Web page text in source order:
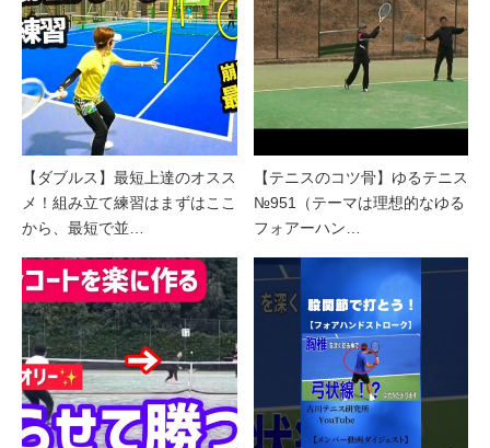
【ダブルス】最短上達のオスス
メ！組み立て練習はまずはここ
から、最短で並…
【テニスのコツ骨】ゆるテニス
№951（テーマは理想的なゆる
フォアーハン…